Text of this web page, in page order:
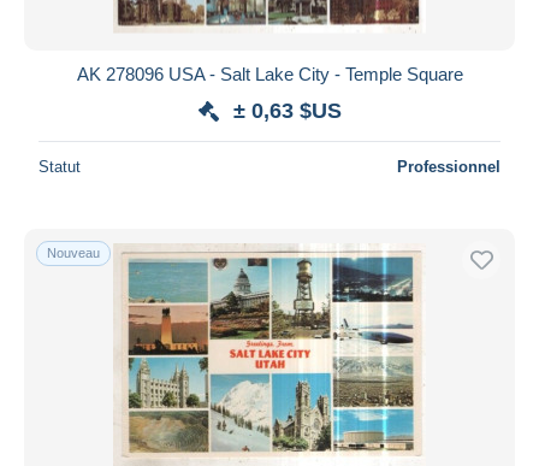
AK 278096 USA - Salt Lake City - Temple Square
± 0,63 $US
Statut Professionnel
Nouveau